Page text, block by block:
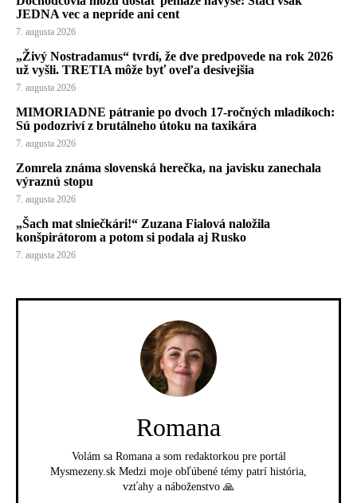
JEDNA vec a nepríde ani cent
7. augusta 2026
„Živý Nostradamus“ tvrdí, že dve predpovede na rok 2026
už vyšli. TRETIA môže byť oveľa desivejšia
7. augusta 2026
MIMORIADNE pátranie po dvoch 17-ročných mladíkoch:
Sú podozriví z brutálneho útoku na taxikára
7. augusta 2026
Zomrela známa slovenská herečka, na javisku zanechala
výraznú stopu
7. augusta 2026
„Šach mat slniečkári!“ Zuzana Fialová naložila
konšpirátorom a potom si podala aj Rusko
7. augusta 2026
Romana
Volám sa Romana a som redaktorkou pre portál
Mysmezeny.sk Medzi moje obľúbené témy patrí história,
vzťahy a náboženstvo 🙏